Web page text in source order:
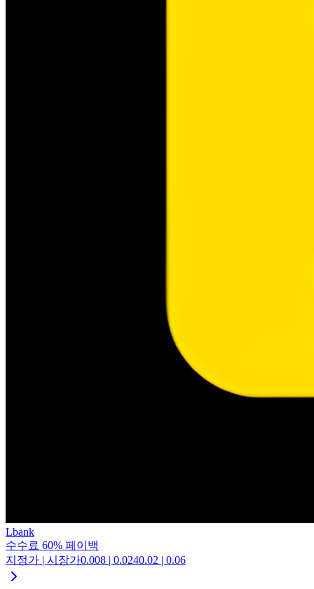
Lbank
수수료 60% 페이백
지정가 | 시장가0.008 | 0.0240.02 | 0.06